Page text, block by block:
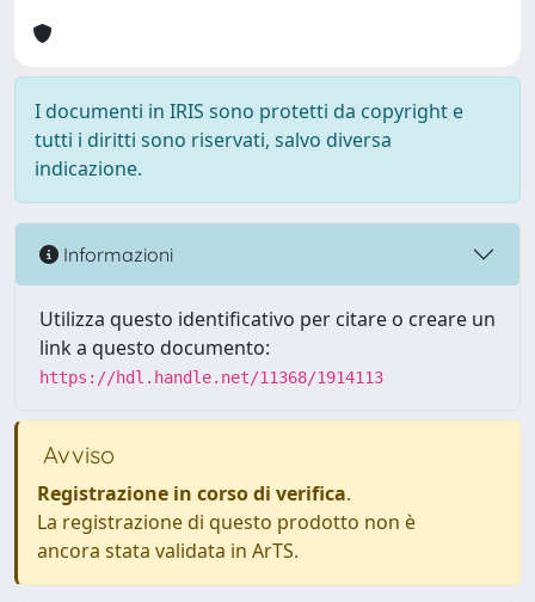
I documenti in IRIS sono protetti da copyright e
tutti i diritti sono riservati, salvo diversa
indicazione.
Informazioni
Utilizza questo identificativo per citare o creare un
link a questo documento:
https://hdl.handle.net/11368/1914113
Avviso
Registrazione in corso di verifica.
La registrazione di questo prodotto non è
ancora stata validata in ArTS.